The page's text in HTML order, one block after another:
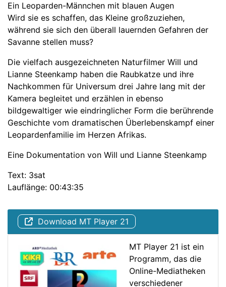
Ein Leoparden-Männchen mit blauen Augen
Wird sie es schaffen, das Kleine großzuziehen,
während sie sich den überall lauernden Gefahren der
Savanne stellen muss?
Die vielfach ausgezeichneten Naturfilmer Will und
Lianne Steenkamp haben die Raubkatze und ihre
Nachkommen für Universum drei Jahre lang mit der
Kamera begleitet und erzählen in ebenso
bildgewaltiger wie eindringlicher Form die berührende
Geschichte vom dramatischen Überlebenskampf einer
Leopardenfamilie im Herzen Afrikas.
Eine Dokumentation von Will und Lianne Steenkamp
Text: 3sat
Lauflänge: 00:43:35
Download MT Player 21
MT Player 21 ist ein
Programm, das die
Online-Mediatheken
verschiedener